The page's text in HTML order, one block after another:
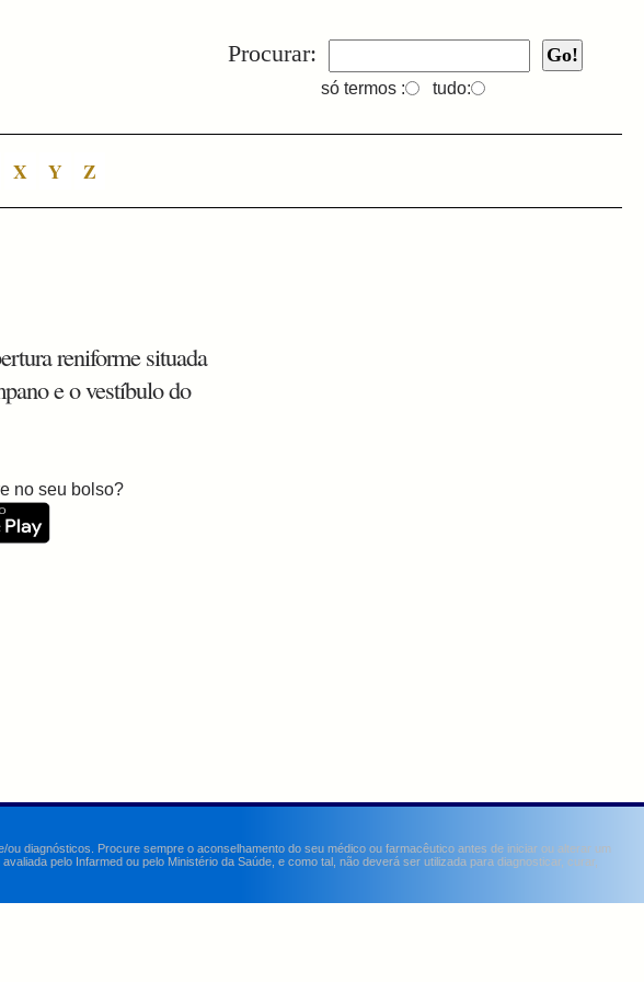
Procurar:
só termos : tudo:
X Y Z
reniforme situada
e o vestíbulo do
no seu bolso?
diagnósticos. Procure sempre o aconselhamento do seu médico ou farmacêutico antes de iniciar ou alterar um
pelo Infarmed ou pelo Ministério da Saúde, e como tal, não deverá ser utilizada para diagnosticar, curar,